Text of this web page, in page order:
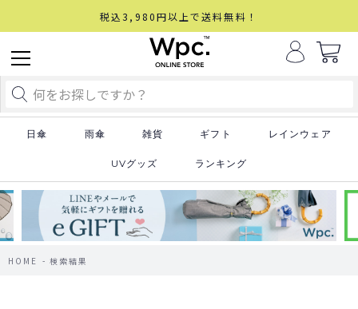
税込3,980円以上で送料無料！
日傘 雨傘 雑貨 ギフト レインウェア
UVグッズ ランキング
HOME 検索結果